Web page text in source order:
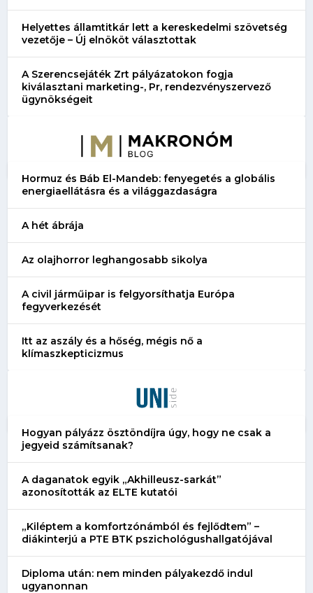
Helyettes államtitkár lett a kereskedelmi szövetség
vezetője – Új elnököt választottak
A Szerencsejáték Zrt pályázatokon fogja
kiválasztani marketing-, Pr, rendezvényszervező
ügynökségeit
Hormuz és Báb El-Mandeb: fenyegetés a globális
energiaellátásra és a világgazdaságra
A hét ábrája
Az olajhorror leghangosabb sikolya
A civil járműipar is felgyorsíthatja Európa
fegyverkezését
Itt az aszály és a hőség, mégis nő a
klímaszkepticizmus
Hogyan pályázz ösztöndíjra úgy, hogy ne csak a
jegyeid számítsanak?
A daganatok egyik „Akhilleusz-sarkát”
azonosították az ELTE kutatói
„Kiléptem a komfortzónámból és fejlődtem” –
diákinterjú a PTE BTK pszichológushallgatójával
Diploma után: nem minden pályakezdő indul
ugyanonnan